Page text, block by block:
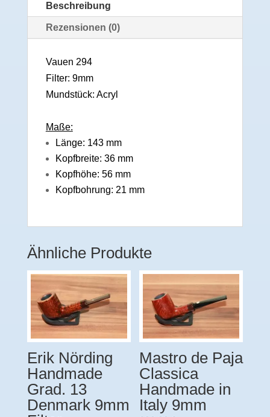
Beschreibung
Rezensionen (0)
Vauen 294
Filter: 9mm
Mundstück: Acryl
Maße:
Länge: 143 mm
Kopfbreite: 36 mm
Kopfhöhe: 56 mm
Kopfbohrung: 21 mm
Ähnliche Produkte
Erik Nörding
Handmade
Grad. 13
Denmark 9mm
Mastro de Paja
Classica
Handmade in
Italy 9mm